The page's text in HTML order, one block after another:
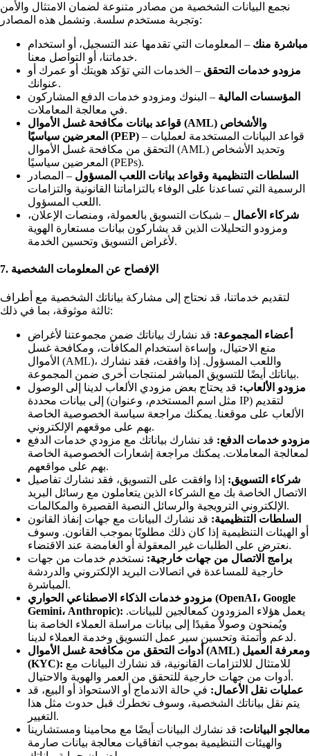
نجمع البيانات الشخصية من مصادر متنوعة لضمان الامتثال والأمن
وتجربة مستخدم سلسة. وتشمل هذه المصادر:
مباشرة منك – المعلومات التي تقدمها عند التسجيل، أو استخدام
خدماتنا، أو التواصل معنا.
مزودو خدمات التحقق – الخدمات التي تؤكد هويتك أو عمرك أو
عنوانك.
المؤسسات المالية – البنوك ومزودو خدمات الدفع المشاركون
في معالجة المعاملات.
قواعد بيانات مكافحة غسل الأموال (AML) والأشخاص
المعرضين سياسيًا (PEP) – قواعد البيانات المستخدمة لعمليات
التحقق من مكافحة غسل الأموال (AML) وتحديد الأشخاص
المعرضين سياسيًا (PEPs).
السلطات التنظيمية وقواعد بيانات اللعب المسؤول – المصادر
الرسمية التي تساعدنا على الوفاء بالتزاماتنا القانونية والتزامات
اللعب المسؤول.
شركاء الأعمال – شبكات التسويق بالعمولة، ومنصات الإعلان،
ومزودو التحليلات الذين قد يشاركون بيانات مستعارة الهوية
لأغراض التسويق وتحسين الخدمة.
7. الإفصاح عن المعلومات الشخصية
لتقديم خدماتنا، قد نحتاج إلى مشاركة بياناتك الشخصية مع أطراف
ثالثة موثوقة، بما في ذلك:
أعضاء المجموعة: قد نشارك بياناتك ضمن مجموعتنا لأغراض
منع الاحتيال، وإساءة استخدام المكافآت، ومكافحة غسل
الأموال (AML)، واللعب المسؤول. إذا وافقت، فقد نشارك
بياناتك أيضًا للتسويق المباشر لمنتجات أخرى ضمن المجموعة.
مزودو الألعاب: قد يحتاج بعض مزودي الألعاب لدينا إلى الوصول
إلى بيانات محددة (مثل اسم المستخدم، وعنوان IP) لتقديم
الألعاب على موقعنا. يمكنك مراجعة سياسة الخصوصية الخاصة
بهم على موقعهم الإلكتروني.
مزودو خدمات الدفع: قد نشارك بياناتك مع مزودي خدمات الدفع
لمعالجة المعاملات. يمكنك مراجعة إشعارات الخصوصية الخاصة
بهم على مواقعهم.
شركاء التسويق: إذا وافقت على التسويق، فقد نشارك تفاصيل
الاتصال الخاصة بك مع الشركاء الذين يتعاملون مع رسائل البريد
الإلكتروني الترويجية والرسائل النصية القصيرة والمكالمات.
السلطات التنظيمية: قد نشارك البيانات مع جهات إنفاذ القانون
أو الهيئات التنظيمية إذا كان ذلك مطلوبًا بموجب القانون. وسوف
نعترض على الطلبات غير المعقولة أو الغامضة عند الاقتضاء.
برامج الاتصال من جهات خارجية: نستخدم خدمات من جهات
خارجية للمساعدة في اتصالات البريد الإلكتروني والدردشة
المباشرة.
مزودو خدمات الذكاء الاصطناعي الحواري (OpenAI، Google
Gemini، Anthropic):
ويُمنحون وصولاً مقيدًا إلى بيانات مراسلة العملاء الخاصة بنا
لدعم وأتمتة وتحسين سير عمل التسويق وخدمة العملاء لدينا.
أدوات التحقق من مكافحة غسل الأموال (AML) ومعرفة العميل
(KYC):
أدوات من جهات خارجية للتحقق من العمر والهوية والاحتيال.
عمليات نقل الأعمال: في حالة الاندماج أو الاستحواذ أو البيع، قد
يتم نقل بياناتك الشخصية، وسوف نخطرك قبل حدوث مثل هذا
التغيير.
معالجو البيانات: قد نشارك البيانات أيضًا مع محامينا ومستشارينا
والهيئات التنظيمية بموجب اتفاقيات معالجة بيانات صارمة